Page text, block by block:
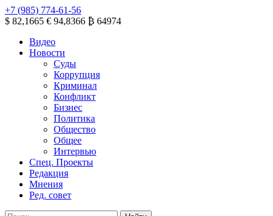
+7 (985) 774-61-56
$ 82,1665 € 94,8366 ₿ 64974
Видео
Новости
Суды
Коррупция
Криминал
Конфликт
Бизнес
Политика
Общество
Общее
Интервью
Спец. Проекты
Редакция
Мнения
Ред. совет